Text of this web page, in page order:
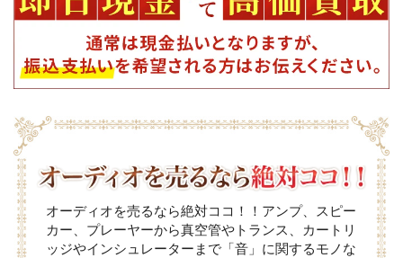
オーディオを売るなら絶対ココ！！アンプ、スピー
カー、プレーヤーから真空管やトランス、カートリ
ッジやインシュレーターまで「音」に関するモノな